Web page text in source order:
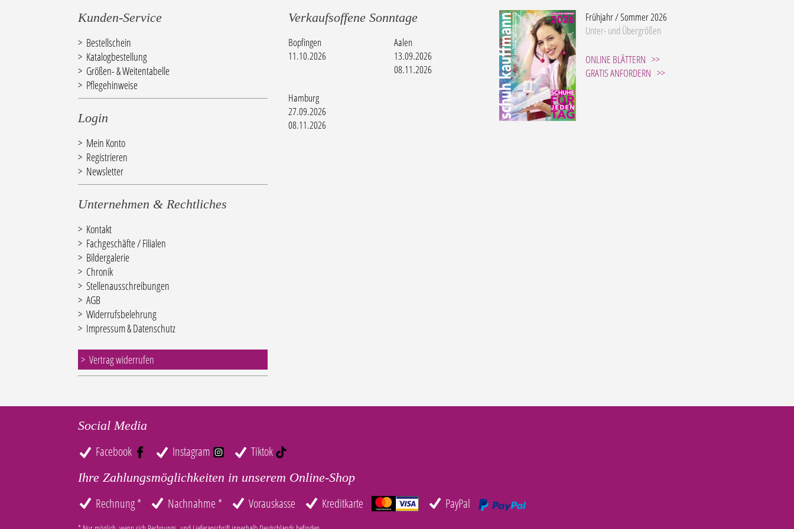
Kunden-Service
Bestellschein
Katalogbestellung
Größen- & Weitentabelle
Pflegehinweise
Login
Mein Konto
Registrieren
Newsletter
Unternehmen & Rechtliches
Kontakt
Fachgeschäfte / Filialen
Bildergalerie
Chronik
Stellenausschreibungen
AGB
Widerrufsbelehrung
Impressum & Datenschutz
Vertrag widerrufen
Verkaufsoffene Sonntage
Bopfingen
11.10.2026
Aalen
13.09.2026
08.11.2026
Hamburg
27.09.2026
08.11.2026
Frühjahr / Sommer 2026
Unter- und Übergrößen
ONLINE BLÄTTERN
GRATIS ANFORDERN
Social Media
Facebook Instagram Tiktok
Ihre Zahlungsmöglichkeiten in unserem Online-Shop
Rechnung * Nachnahme * Vorauskasse Kreditkarte PayPal